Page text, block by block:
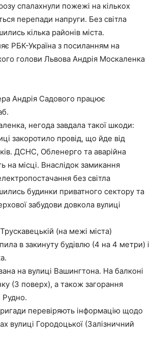
спалахнули пожежі на кількох
перепади напруги. Без світла
кілька районів міста.
РБК-Україна з посиланням на
голови Львова Андрія Москаленка
Андрія Садового працює
негода завдала такої шкоди:
закоротило провід, що йде від
ДСНС, Обленерго та аварійна
місці. Внаслідок замикання
без світла
будинки приватного сектору та
забудови довкола вулиці
(на межі міста)
в закинуту будівлю (4 на 4 метри) і
на вулиці Вашингтона. На балконі
(3 поверх), а також загорання
Рудно.
перевіряють інформацію щодо
вулиці Городоцької (Залізничний